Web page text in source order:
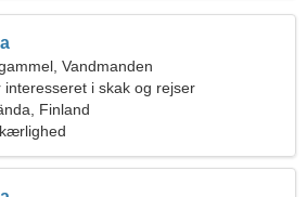
Vandmanden
interesseret i skak og rejser
Finland